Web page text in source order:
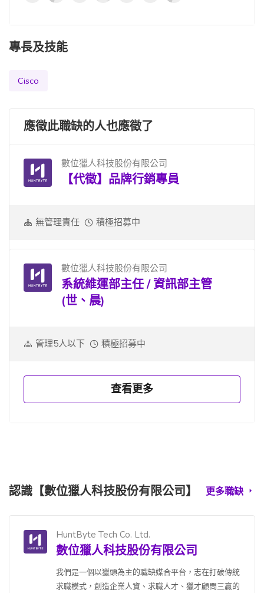
專長及技能
Cisco
應徵此職缺的人也應徵了
數位獵人科技股份有限公司
【代徵】品牌行銷專員
無管理責任 積極招募中
數位獵人科技股份有限公司
系統維運部主任 / 資訊部主管
(世、晨)
管理5人以下 積極招募中
查看更多
認識【數位獵人科技股份有限公司】 更多職缺
HuntByte Tech Co. Ltd.
數位獵人科技股份有限公司
我們是一個以獵頭為主的職缺媒合平台，志在打破傳統
求職模式，創造企業人資、求職人才、獵才顧問三贏的